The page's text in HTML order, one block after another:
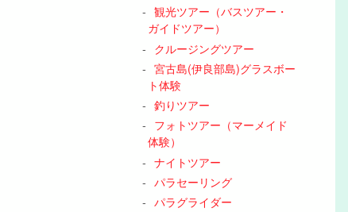
観光ツアー（バスツアー・
ガイドツアー）
クルージングツアー
宮古島(伊良部島)グラスボー
ト体験
釣りツアー
フォトツアー（マーメイド
体験）
ナイトツアー
パラセーリング
パラグライダー